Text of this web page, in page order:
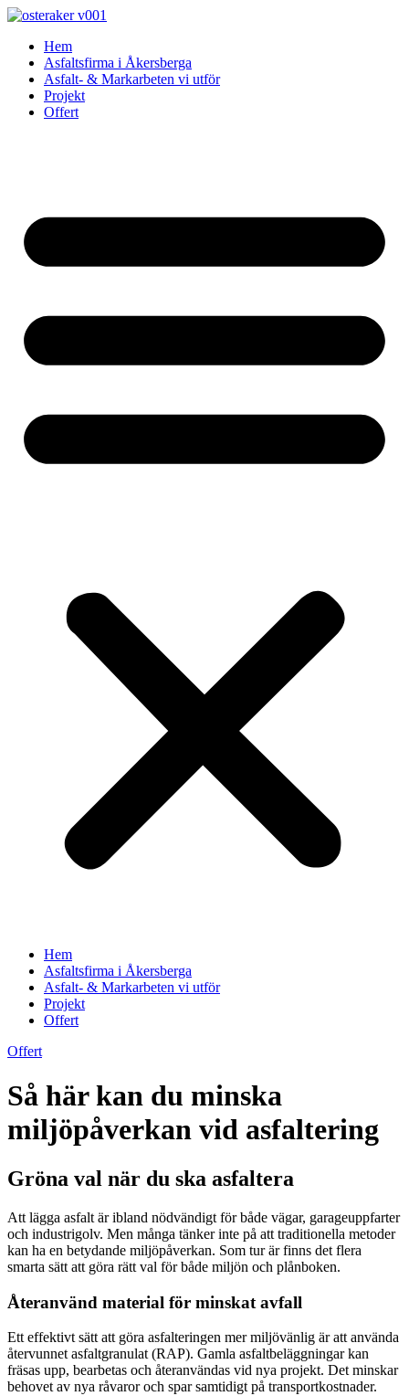
Skip
contentHem
Asfaltsfirma i Åkersberga
Asfalt- & Markarbeten vi utför
Projekt
Offert
Hem
Asfaltsfirma i Åkersberga
Asfalt- & Markarbeten vi utför
Projekt
Offert
Offert
Så här kan du minska
miljöpåverkan vid asfaltering
Gröna val när du ska asfaltera
Att lägga asfalt är ibland nödvändigt för både vägar, garageuppfarter
och industrigolv. Men många tänker inte på att traditionella metoder
kan ha en betydande miljöpåverkan. Som tur är finns det flera
smarta sätt att göra rätt val för både miljön och plånboken.
Återanvänd material för minskat avfall
Ett effektivt sätt att göra asfalteringen mer miljövänlig är att använda
återvunnet asfaltgranulat (RAP). Gamla asfaltbeläggningar kan
fräsas upp, bearbetas och återanvändas vid nya projekt. Det minskar
behovet av nya råvaror och spar samtidigt på transportkostnader.